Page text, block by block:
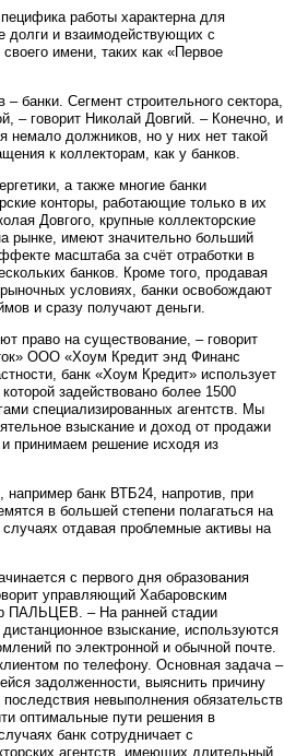
работы характерна для
долги и взаимодействующих с
имени, таких как «Первое
банки. Сегмент строительного сектора,
– говорит Николай Довгий. – Конечно, и
немало должников, но у них нет такой
к коллекторам, как у банков.
а также многие банки
конторы, работающие только в их
Довгого, крупные коллекторские
рынке, имеют значительно больший
масштаба за счёт отработки в
банков. Кроме того, продавая
условиях, банки освобождают
и сразу получают деньги.
право на существование, – говорит
ООО «Хоум Кредит энд Финанс
банк «Хоум Кредит» использует
задействовано более 1500
специализированных агентств. Мы
взыскание и доход от продажи
принимаем решение исходя из
например банк ВТБ24, напротив, при
в большей степени полагаться на
отдавая проблемные активы на
с первого дня образования
управляющий Хабаровским
ПАЛЬЦЕВ. – На ранней стадии
взыскание, используются
по электронной и обычной почте.
по телефону. Основная задача –
задолженности, выяснить причину
невыполнения обязательств
оптимальные пути решения в
банк сотрудничает с
агентств, имеющих длительный